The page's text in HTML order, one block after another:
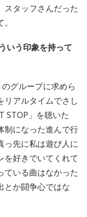
スタッフさんだった
いう印象を持って
グループに求めら
リアルタイムでさし
STOP」を聴いた
制になった進んで行
っ先に私は遊び人に
を好きでいてくれて
ている曲はなかった
とか闘争心ではな